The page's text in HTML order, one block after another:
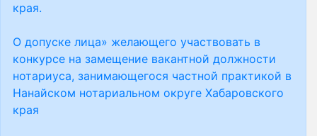
края.
О допуске лица» желающего участвовать в
конкурсе на замещение вакантной должности
нотариуса, занимающегося частной практикой в
Нанайском нотариальном округе Хабаровского
края